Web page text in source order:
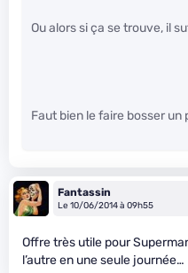
Ou alors si ça se trouve, il
Faut bien le faire bosser un
Fantassin
Le 10/06/2014 à 09h55
Offre très utile pour
l’autre en une seule journée…